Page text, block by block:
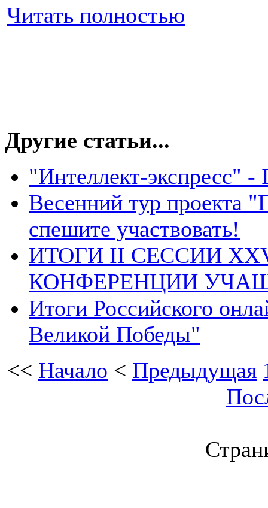
Читать полностью
Другие статьи...
"Интеллект-экспресс" -
Весенний тур проекта
спешите участвовать!
ИТОГИ II СЕССИИ
КОНФЕРЕНЦИИ
Итоги Российского
Великой Победы"
<< Начало < Предыдущая